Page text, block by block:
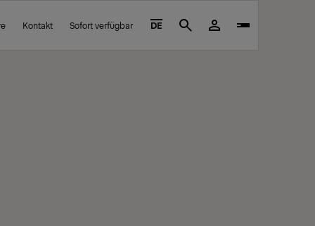
Kontakt Sofort verfügbar DE Search